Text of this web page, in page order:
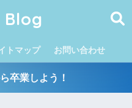
Blog
トマップ お問い合わせ
卒業しよう！